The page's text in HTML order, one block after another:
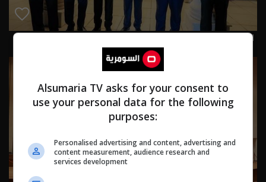
العراق في دقيقة 28-12-2025 | 2025
Alsumaria TV asks for your consent to
use your personal data for the following
purposes:
Personalised advertising and content, advertising and
content measurement, audience research and
services development